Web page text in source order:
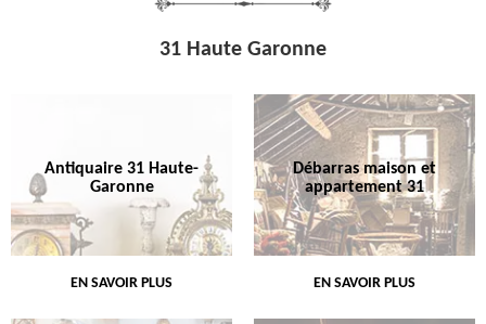
31 Haute Garonne
Antiquaire 31 Haute-
Garonne
EN SAVOIR PLUS
Débarras maison et
appartement 31
EN SAVOIR PLUS